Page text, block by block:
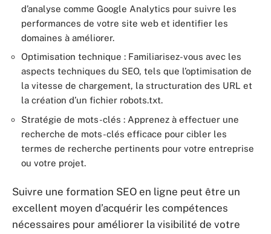
d’analyse comme Google Analytics pour suivre les
performances de votre site web et identifier les
domaines à améliorer.
Optimisation technique : Familiarisez-vous avec les
aspects techniques du SEO, tels que l’optimisation de
la vitesse de chargement, la structuration des URL et
la création d’un fichier robots.txt.
Stratégie de mots-clés : Apprenez à effectuer une
recherche de mots-clés efficace pour cibler les
termes de recherche pertinents pour votre entreprise
ou votre projet.
Suivre une formation SEO en ligne peut être un
excellent moyen d’acquérir les compétences
nécessaires pour améliorer la visibilité de votre